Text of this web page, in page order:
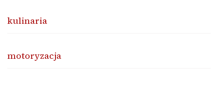
kulinaria
motoryzacja